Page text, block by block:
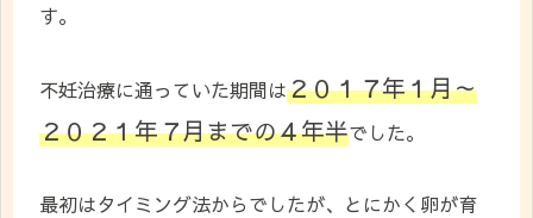
す。
不妊治療に通っていた期間は２０１７年１月～
２０２１年７月までの４年半でした。
最初はタイミング法からでしたが、とにかく卵が育